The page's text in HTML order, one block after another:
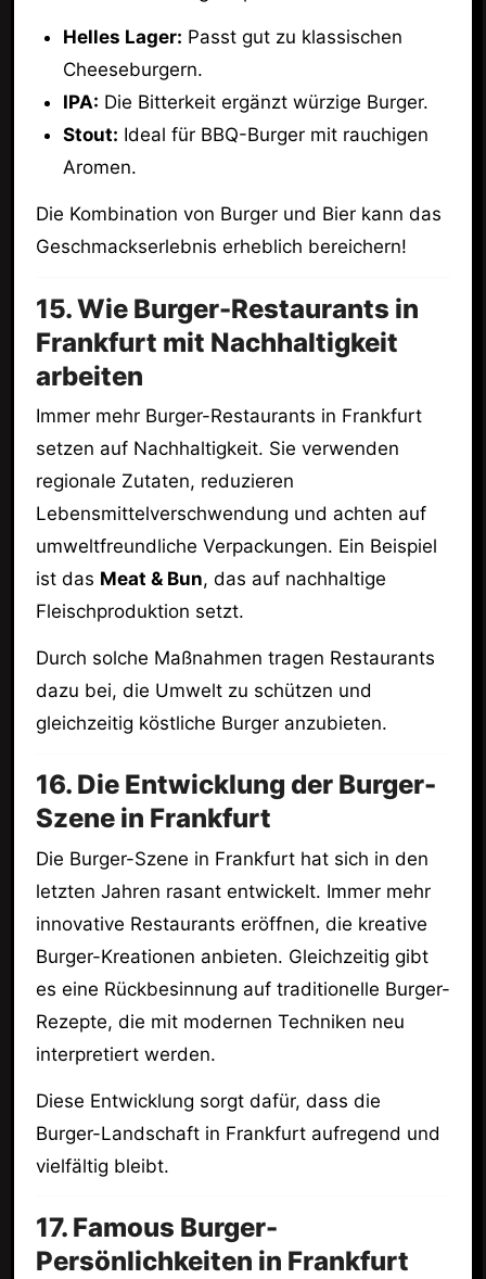
Helles Lager: Passt gut zu klassischen
Cheeseburgern.
IPA: Die Bitterkeit ergänzt würzige Burger.
Stout: Ideal für BBQ-Burger mit rauchigen
Aromen.
Die Kombination von Burger und Bier kann das
Geschmackserlebnis erheblich bereichern!
15. Wie Burger-Restaurants in
Frankfurt mit Nachhaltigkeit
arbeiten
Immer mehr Burger-Restaurants in Frankfurt
setzen auf Nachhaltigkeit. Sie verwenden
regionale Zutaten, reduzieren
Lebensmittelverschwendung und achten auf
umweltfreundliche Verpackungen. Ein Beispiel
ist das Meat & Bun, das auf nachhaltige
Fleischproduktion setzt.
Durch solche Maßnahmen tragen Restaurants
dazu bei, die Umwelt zu schützen und
gleichzeitig köstliche Burger anzubieten.
16. Die Entwicklung der Burger-
Szene in Frankfurt
Die Burger-Szene in Frankfurt hat sich in den
letzten Jahren rasant entwickelt. Immer mehr
innovative Restaurants eröffnen, die kreative
Burger-Kreationen anbieten. Gleichzeitig gibt
es eine Rückbesinnung auf traditionelle Burger-
Rezepte, die mit modernen Techniken neu
interpretiert werden.
Diese Entwicklung sorgt dafür, dass die
Burger-Landschaft in Frankfurt aufregend und
vielfältig bleibt.
17. Famous Burger-
Persönlichkeiten in Frankfurt